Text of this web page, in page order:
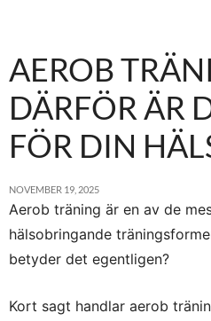
AEROB
DÄRFÖR ÄR
FÖR DIN
NOVEMBER 19, 2025
Aerob träning är en av de
hälsobringande
betyder det egentligen?
Kort sagt handlar aerob